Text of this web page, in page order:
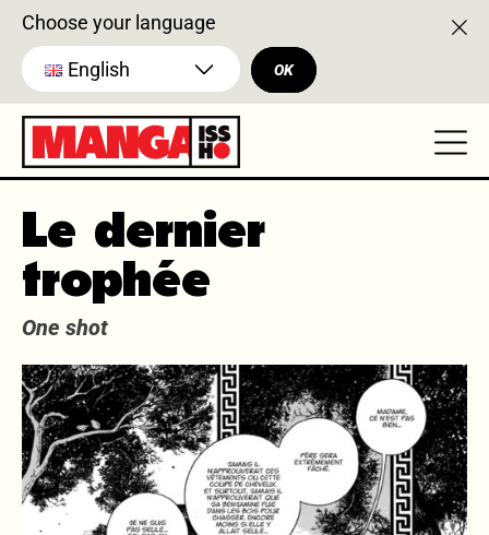
Choose your language
English OK
Le dernier
trophée
One shot